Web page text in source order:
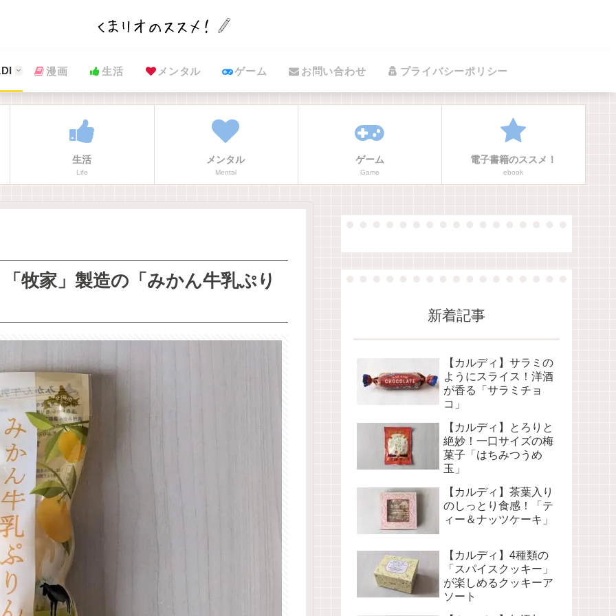
漫画 生活 メンタル ゲーム お問い合わせ プライバシーポリシー
生活
Life
メンタル
Mental
ゲーム
Game
電子書籍のススメ！
ebook
牧家」製造の「みかん牛乳ぷり
新着記事
【カルディ】サラミの
ようにスライス！洋酒
が香る「サラミチョ
コ」
【カルディ】とろりと
絶妙！一口サイズの梅
菓子「はちみつうめ
玉」
【カルディ】茶葉入り
のしっとり食感！「テ
ィー＆ナッツケーキ」
【カルディ】4種類の
「スパイスクッキー」
が楽しめるクッキーア
ソート